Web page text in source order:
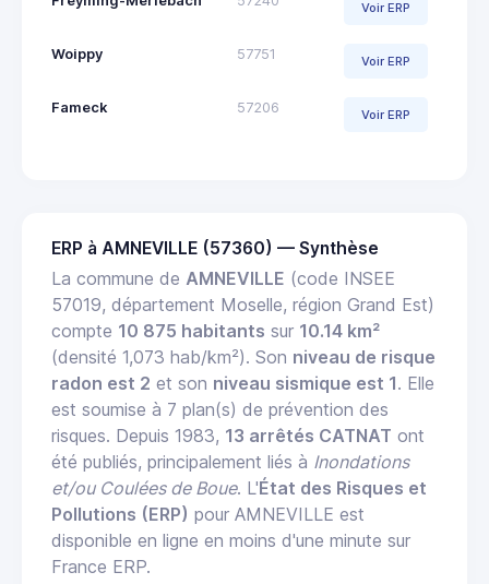
Voir ERP
Woippy 57751 Voir ERP
Fameck 57206 Voir ERP
ERP à AMNEVILLE (57360) — Synthèse
La commune de AMNEVILLE (code INSEE
57019, département Moselle, région Grand Est)
compte 10 875 habitants sur 10.14 km²
(densité 1,073 hab/km²). Son niveau de risque
radon est 2 et son niveau sismique est 1. Elle
est soumise à 7 plan(s) de prévention des
risques. Depuis 1983, 13 arrêtés CATNAT ont
été publiés, principalement liés à Inondations
et/ou Coulées de Boue. L'État des Risques et
Pollutions (ERP) pour AMNEVILLE est
disponible en ligne en moins d'une minute sur
France ERP.